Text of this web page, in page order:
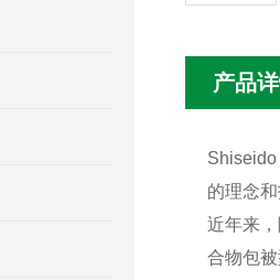
产品
的理念
近年来
合物包